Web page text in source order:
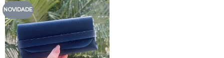
NOVIDADE